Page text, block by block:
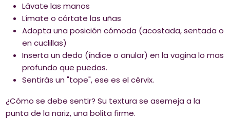
Lávate las manos
Límate o córtate las uñas
Adopta una posición cómoda (acostada, sentada o
en cuclillas)
Inserta un dedo (índice o anular) en la vagina lo mas
profundo que puedas.
Sentirás un "tope", ese es el cérvix.
¿Cómo se debe sentir? Su textura se asemeja a la
punta de la nariz, una bolita firme.